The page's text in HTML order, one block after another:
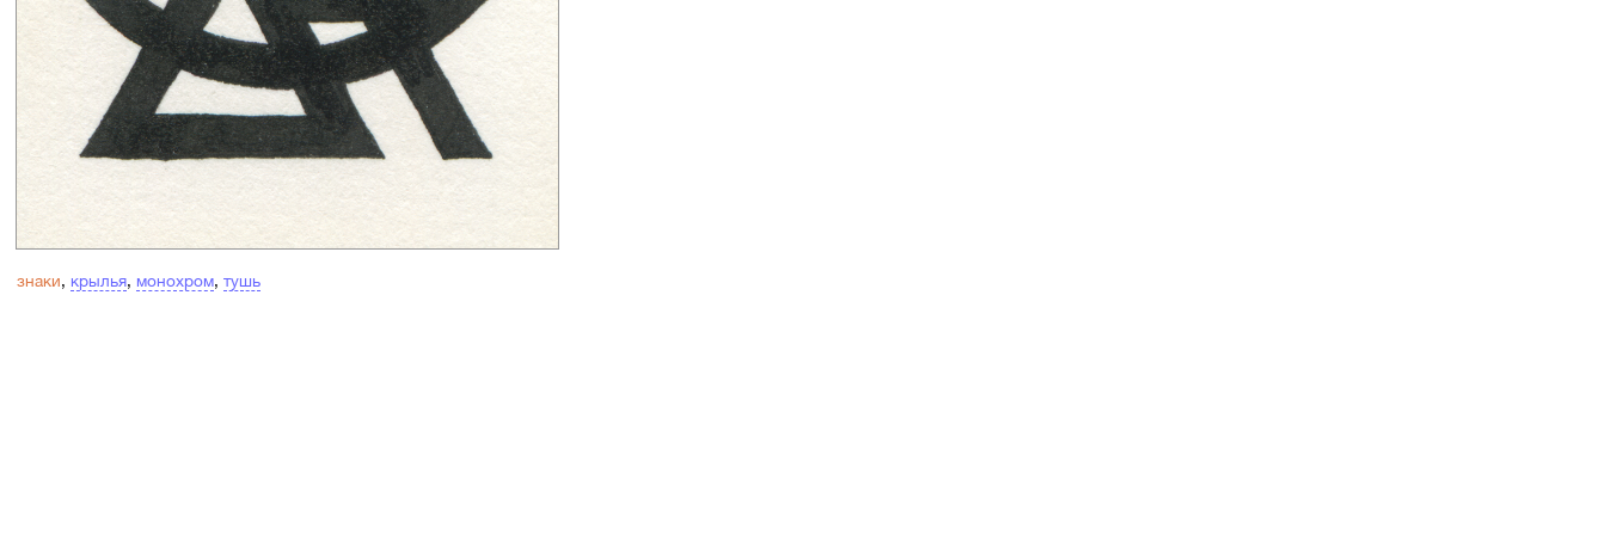
знаки, крылья, монохром, тушь